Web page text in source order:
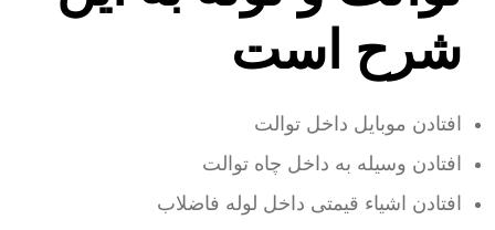
شرح است
افتادن موبایل داخل توالت
افتادن وسیله به داخل چاه توالت
افتادن اشیاء قیمتی داخل لوله فاضلاب